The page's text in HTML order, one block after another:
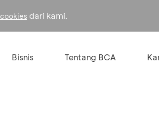
cookies dari kami.
Bisnis Tentang BCA